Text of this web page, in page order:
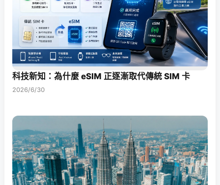
科技新知：為什麼 eSIM 正逐漸取代傳統 SIM 卡
2026/6/30